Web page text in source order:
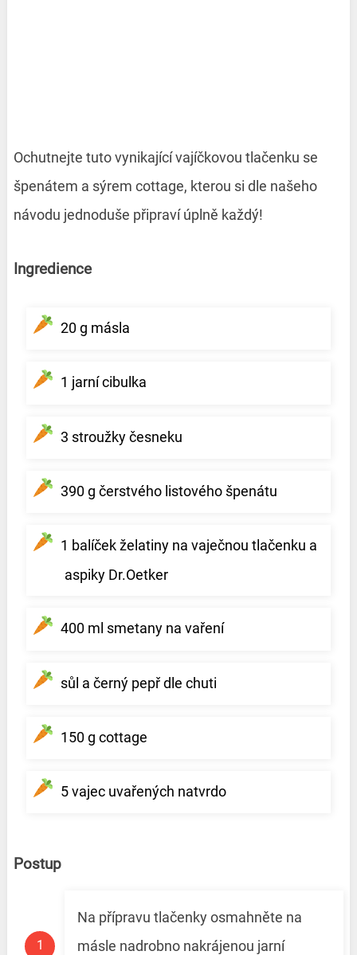
Ochutnejte tuto vynikající vajíčkovou tlačenku se
špenátem a sýrem cottage, kterou si dle našeho
návodu jednoduše připraví úplně každý!
Ingredience
20 g másla
1 jarní cibulka
3 stroužky česneku
390 g čerstvého listového špenátu
1 balíček želatiny na vaječnou tlačenku a
aspiky Dr.Oetker
400 ml smetany na vaření
sůl a černý pepř dle chuti
150 g cottage
5 vajec uvařených natvrdo
Postup
Na přípravu tlačenky osmahněte na
másle nadrobno nakrájenou jarní